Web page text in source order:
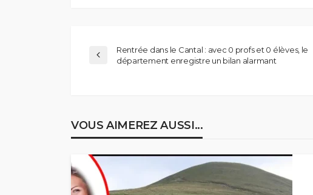
Rentrée dans le Cantal : avec 0 profs et 0 élèves, le
département enregistre un bilan alarmant
VOUS AIMEREZ AUSSI...